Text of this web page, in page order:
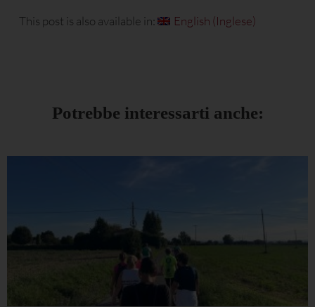
This post is also available in: English (Inglese)
Potrebbe interessarti anche: